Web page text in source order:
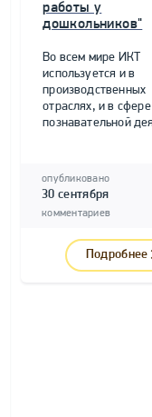
работы у
дошкольников"
Во всем мире ИКТ
используется и в
производственных
отраслях, и в сфере
познавательной
опубликовано
30 сентября
комментариев
Подробнее